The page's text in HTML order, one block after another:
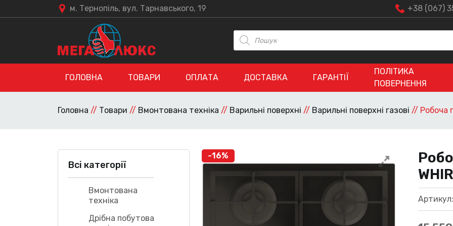
м. Тернопіль, вул. Тарнавського, 19 +38 (067)
Пошук
товарів
ГОЛОВНА ТОВАРИ ОПЛАТА ДОСТАВКА ГАРАНТІЇ
ПОЛІТИКА
ПОВЕРНЕННЯ
Головна // Товари // Вмонтована техніка // Варильні поверхні // Варильні поверхні газові // Робоча
Всі категорії
Вмонтована
техніка
Дрібна побутова
-16%
Артикул: